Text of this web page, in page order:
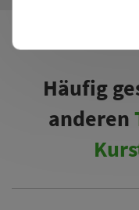
Häufig
anderen